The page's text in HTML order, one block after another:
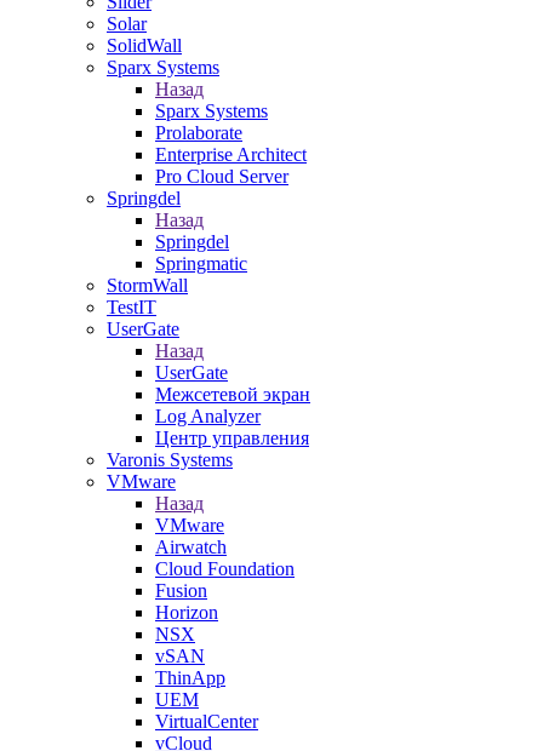
Solar
SolidWall
Sparx Systems
Назад
Sparx Systems
Prolaborate
Enterprise Architect
Pro Cloud Server
Springdel
Назад
Springdel
Springmatic
StormWall
TestIT
UserGate
Назад
UserGate
Межсетевой экран
Log Analyzer
Центр управления
Varonis Systems
VMware
Назад
VMware
Airwatch
Cloud Foundation
Fusion
Horizon
NSX
vSAN
ThinApp
UEM
VirtualCenter
vCloud